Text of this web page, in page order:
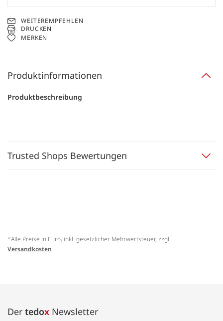
WEITEREMPFEHLEN
DRUCKEN
MERKEN
Produktinformationen
Produktbeschreibung
Trusted Shops Bewertungen
*Alle Preise in Euro, inkl. gesetzlicher Mehrwertsteuer, zzgl.
Versandkosten
Der tedox Newsletter